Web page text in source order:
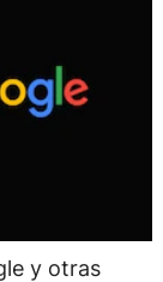
y otras